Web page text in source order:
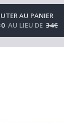
AU PANIER
AU LIEU DE 34€